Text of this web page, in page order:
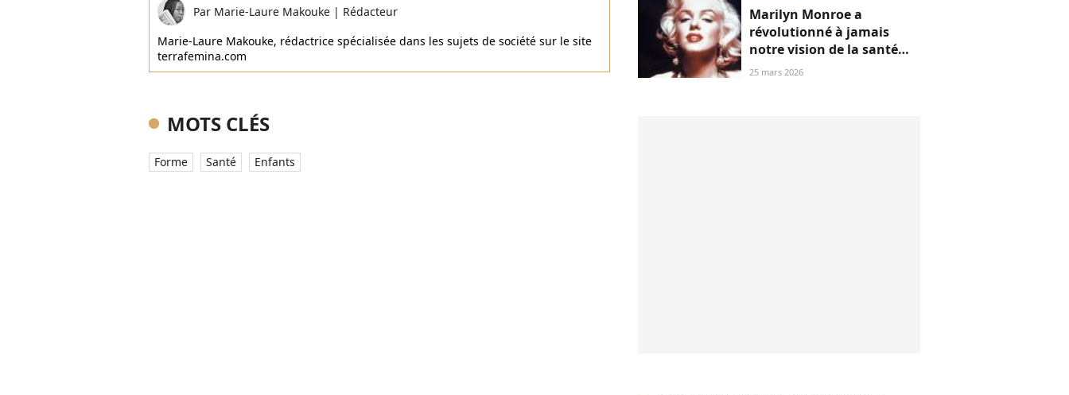
Par Marie-Laure Makouke | Rédacteur
Marie-Laure Makouke, rédactrice spécialisée dans les sujets de société sur le site
terrafemina.com
MOTS CLÉS
Forme Santé Enfants
Marilyn Monroe a
révolutionné à jamais
notre vision de la santé
mentale (bien avant
25 mars 2026